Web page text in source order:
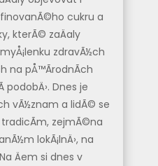
cukru a
kterÃ© zaÄaly
zdravÃ½ch
na pÅ™Ã­rodnÃ­ch
podobÄ›. Dnes je
vÃ½znam a lidÃ© se
zejmÃ©na
lokÃ¡lnÄ›, na
Äem si dnes v